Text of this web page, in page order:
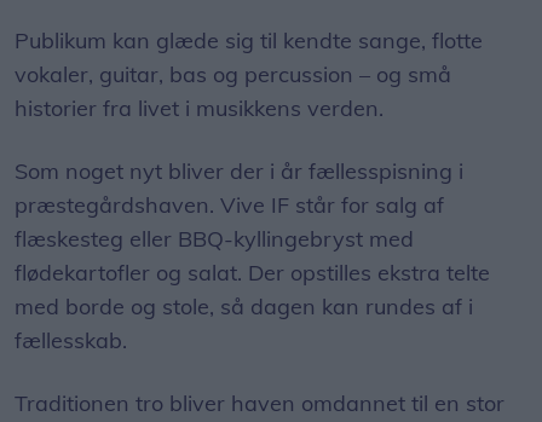
Publikum kan glæde sig til kendte sange, flotte
vokaler, guitar, bas og percussion – og små
historier fra livet i musikkens verden.
Som noget nyt bliver der i år fællesspisning i
præstegårdshaven. Vive IF står for salg af
flæskesteg eller BBQ-kyllingebryst med
flødekartofler og salat. Der opstilles ekstra telte
med borde og stole, så dagen kan rundes af i
fællesskab.
Traditionen tro bliver haven omdannet til en stor